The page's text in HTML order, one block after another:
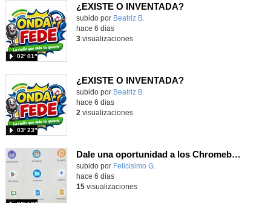
¿EXISTE O INVENTADA?
Contenido educativo.
subido por Beatriz B.
02′ 01″
hace 6 dias
3visualizaciones
¿EXISTE O INVENTADA?
Contenido educativo.
subido por Beatriz B.
03′ 23″
hace 6 dias
2 visualizaciones
Dale una oportunidad a los Chromebooks y utiliza un proyector para realizar talleres si no tienes pantallas táctiles
Contenido educativo.
subido por Felicisimo G.
hace 6 dias
15visualizaciones